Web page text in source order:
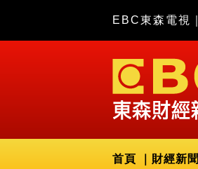
EBC東森電視
首頁 財經新聞